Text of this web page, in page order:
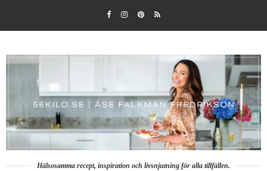
Hälsosamma recept, inspiration och livsnjutning för alla tillfällen.